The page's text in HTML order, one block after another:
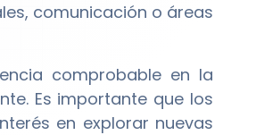
comunicación o áreas
comprobable en la
Es importante que los
en explorar nuevas